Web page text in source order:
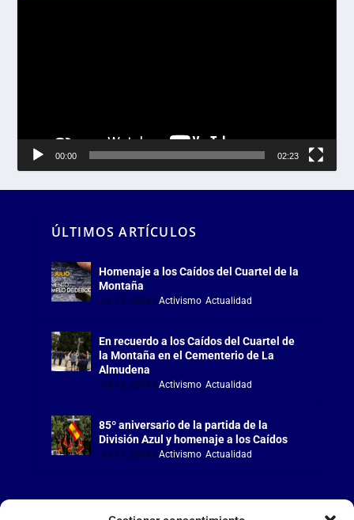
00:00 02:23
ÚLTIMOS ARTÍCULOS
Homenaje a los Caídos del Cuartel de la
Montaña
Jul 18, 2026 Activismo, Actualidad
En recuerdo a los Caídos del Cuartel de
la Montaña en el Cementerio de La
Almudena
Jul 18, 2026 Activismo, Actualidad
85º aniversario de la partida de la
División Azul y homenaje a los Caídos
Jul 15, 2026 Activismo, Actualidad